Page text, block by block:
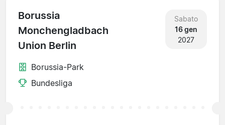
Borussia
Monchengladbach
Union Berlin
Sabato
16 gen
2027
Borussia-Park
Bundesliga